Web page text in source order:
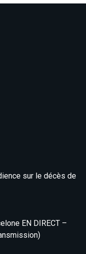
sur le décès de
EN DIRECT –